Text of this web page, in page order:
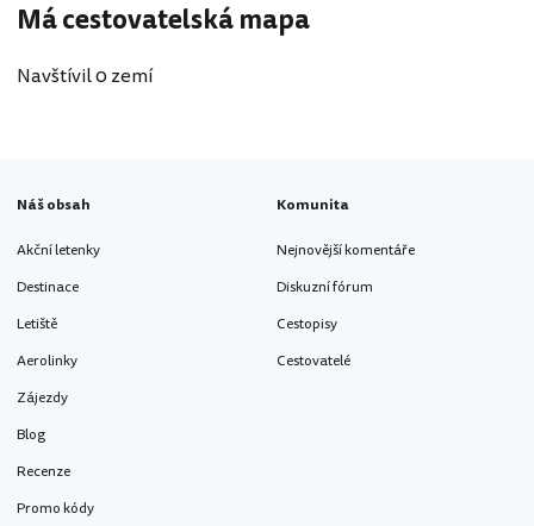
Má cestovatelská mapa
Navštívil 0 zemí
Náš obsah
Akční letenky
Destinace
Letiště
Aerolinky
Zájezdy
Blog
Recenze
Promo kódy
Komunita
Nejnovější komentáře
Diskuzní fórum
Cestopisy
Cestovatelé